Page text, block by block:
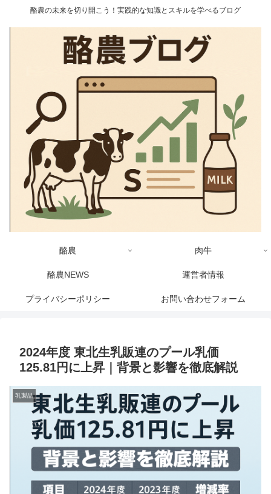
酪農の未来を切り開こう！実践的な知識とスキルを学べるブログ
酪農 肉牛
酪農NEWS 運営者情報
プライバシーポリシー お問い合わせフォーム
2024年度 東北生乳販連のプール乳価
125.81円に上昇｜背景と影響を徹底解説
乳製品